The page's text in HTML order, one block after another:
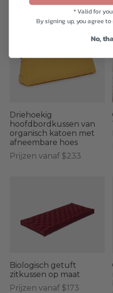
Prijzen vanaf $207
Driehoekig
hoofdbordkussen van
organisch katoen met
afneembare hoes
Prijzen vanaf $233
Biologisch getuft
zitkussen op maat
Prijzen vanaf $173
* Valid for
By signing up, you agree
No,